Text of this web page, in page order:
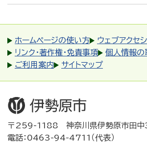
ホームページの使い方
ウェブアクセ
リンク・著作権・免責事項
個人情報の
ご利用案内
サイトマップ
〒259-1188 神奈川県伊勢原市田
電話：0463-94-4711（代表）